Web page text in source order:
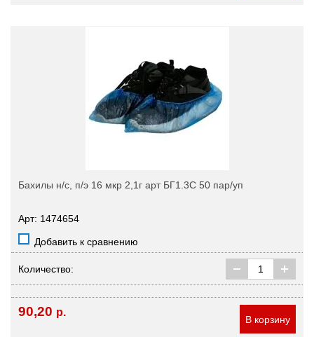
Бахилы н/с, п/э 16 мкр 2,1г арт БГ1.3С 50 пар/уп
Арт: 1474654
Добавить к сравнению
Количество:
90,20 р.
В корзину